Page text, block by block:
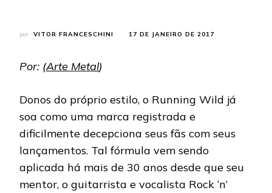
por VITOR FRANCESCHINI 17 DE JANEIRO DE 2017
Por: (Arte Metal)
Donos do próprio estilo, o Running Wild já
soa como uma marca registrada e
dificilmente decepciona seus fãs com seus
lançamentos. Tal fórmula vem sendo
aplicada há mais de 30 anos desde que seu
mentor, o guitarrista e vocalista Rock ‘n’